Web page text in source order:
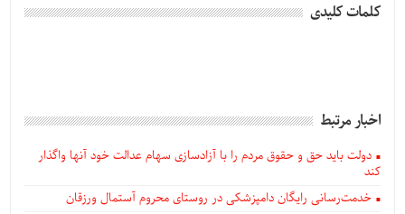
کلمات کلیدی
اخبار مرتبط
دولت باید حق و حقوق مردم را با آزادسازی سهام عدالت خود آنها واگذار
کند
خدمت‌رسانی رایگان دامپزشکی در روستای محروم آستمال ورزقان